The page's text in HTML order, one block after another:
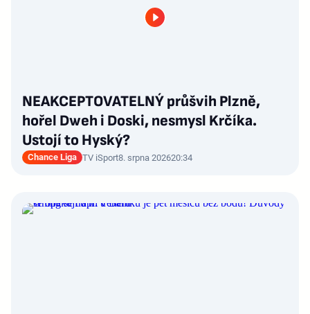
NEAKCEPTOVATELNÝ průšvih Plzně,
hořel Dweh i Doski, nesmysl Krčíka.
Ustojí to Hyský?
Chance Liga TV iSport8. srpna 202620:34